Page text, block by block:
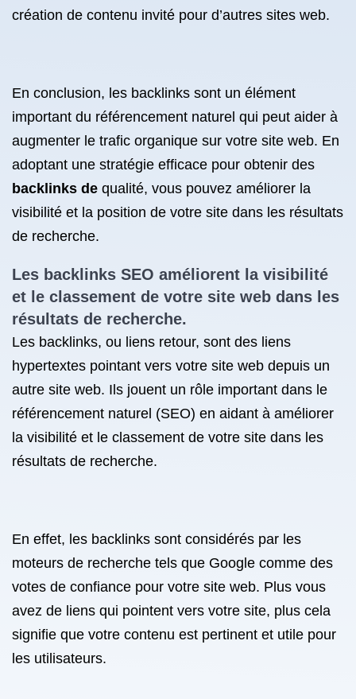
création de contenu invité pour d’autres sites web.
En conclusion, les backlinks sont un élément
important du référencement naturel qui peut aider à
augmenter le trafic organique sur votre site web. En
adoptant une stratégie efficace pour obtenir des
backlinks de qualité, vous pouvez améliorer la
visibilité et la position de votre site dans les résultats
de recherche.
Les backlinks SEO améliorent la visibilité
et le classement de votre site web dans les
résultats de recherche.
Les backlinks, ou liens retour, sont des liens
hypertextes pointant vers votre site web depuis un
autre site web. Ils jouent un rôle important dans le
référencement naturel (SEO) en aidant à améliorer
la visibilité et le classement de votre site dans les
résultats de recherche.
En effet, les backlinks sont considérés par les
moteurs de recherche tels que Google comme des
votes de confiance pour votre site web. Plus vous
avez de liens qui pointent vers votre site, plus cela
signifie que votre contenu est pertinent et utile pour
les utilisateurs.